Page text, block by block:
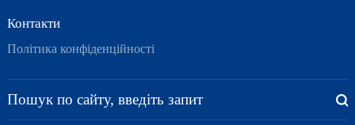
Контакти
Політика конфіденційності